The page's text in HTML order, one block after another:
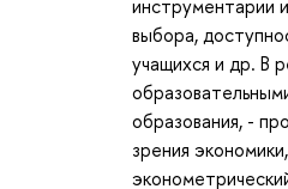
инструментарии
выбора,
учащихся и др. В
образования, -
зрения